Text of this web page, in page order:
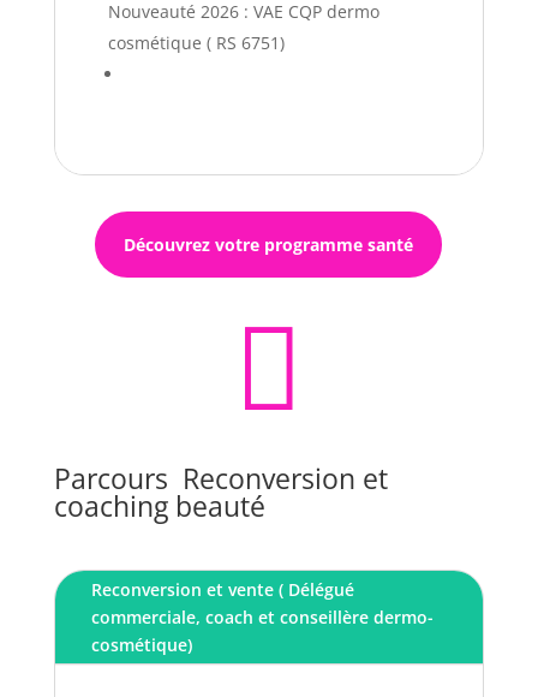
Nouveauté 2026 : VAE CQP dermo
cosmétique ( RS 6751)
Découvrez votre programme santé

Parcours Reconversion et
coaching beauté
Reconversion et vente ( Délégué
commerciale, coach et conseillère dermo-
cosmétique)